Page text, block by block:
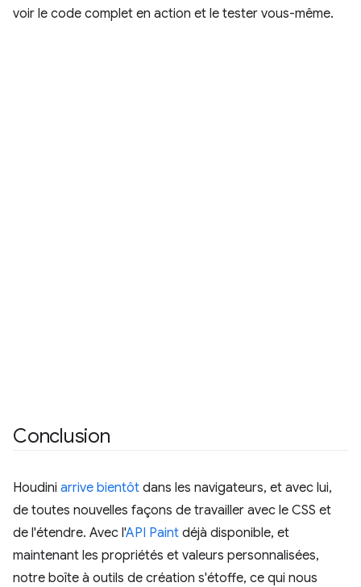
voir le code complet en action et le tester vous-même.
Conclusion
Houdini arrive bientôt dans les navigateurs, et avec lui,
de toutes nouvelles façons de travailler avec le CSS et
de l'étendre. Avec l'API Paint déjà disponible, et
maintenant les propriétés et valeurs personnalisées,
notre boîte à outils de création s'étoffe, ce qui nous